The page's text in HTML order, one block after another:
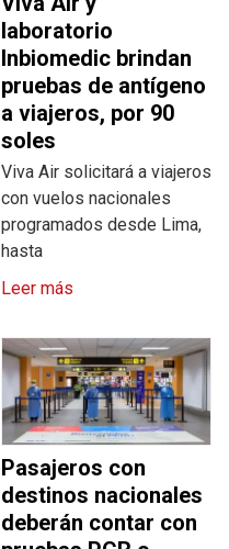
laboratorio
Inbiomedic brindan
pruebas de antígeno
a viajeros, por 90
soles
Viva Air solicitará a viajeros
con vuelos nacionales
programados desde Lima,
hasta
Leer más
Pasajeros con
destinos nacionales
deberán contar con